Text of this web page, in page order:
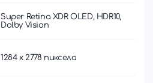
Super Retina XDR OLED, HDR10,
Dolby Vision
1284 x 2778 пиксела